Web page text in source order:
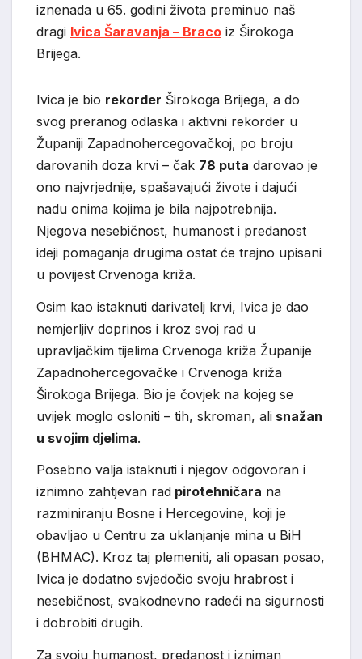
iznenada u 65. godini života preminuo naš
dragi Ivica Šaravanja – Braco iz Širokoga
Brijega.
Ivica je bio rekorder Širokoga Brijega, a do
svog preranog odlaska i aktivni rekorder u
Županiji Zapadnohercegovačkoj, po broju
darovanih doza krvi – čak 78 puta darovao je
ono najvrjednije, spašavajući živote i dajući
nadu onima kojima je bila najpotrebnija.
Njegova nesebičnost, humanost i predanost
ideji pomaganja drugima ostat će trajno upisani
u povijest Crvenoga križa.
Osim kao istaknuti darivatelj krvi, Ivica je dao
nemjerljiv doprinos i kroz svoj rad u
upravljačkim tijelima Crvenoga križa Županije
Zapadnohercegovačke i Crvenoga križa
Širokoga Brijega. Bio je čovjek na kojeg se
uvijek moglo osloniti – tih, skroman, ali snažan
u svojim djelima.
Posebno valja istaknuti i njegov odgovoran i
iznimno zahtjevan rad pirotehničara na
razminiranju Bosne i Hercegovine, koji je
obavljao u Centru za uklanjanje mina u BiH
(BHMAC). Kroz taj plemeniti, ali opasan posao,
Ivica je dodatno svjedočio svoju hrabrost i
nesebičnost, svakodnevno radeći na sigurnosti
i dobrobiti drugih.
Za svoju humanost, predanost i izniman